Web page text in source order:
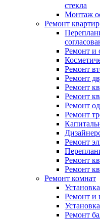
стекла
Монтаж
Ремонт квартир
Ремонт и
Ремонт
Ремонт
Ремонт
Ремонт
Ремонт
Ремонт
Ремонт
Ремонт
Ремонт
Ремонт комнат
Ремонт и
Ремонт